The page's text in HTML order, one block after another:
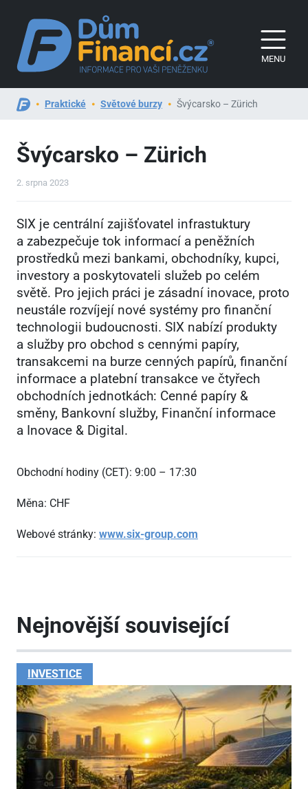
MENU
Praktické Světové burzy Švýcarsko – Zürich
Švýcarsko – Zürich
2. srpna 2023
SIX je centrální zajišťovatel infrastuktury
a zabezpečuje tok informací a peněžních
prostředků mezi bankami, obchodníky, kupci,
investory a poskytovateli služeb po celém
světě. Pro jejich práci je zásadní inovace, proto
neustále rozvíjejí nové systémy pro finanční
technologii budoucnosti. SIX nabízí produkty
a služby pro obchod s cennými papíry,
transakcemi na burze cenných papírů, finanční
informace a platební transakce ve čtyřech
obchodních jednotkách: Cenné papíry &
směny, Bankovní služby, Finanční informace
a Inovace & Digital.
Obchodní hodiny (CET): 9:00 – 17:30
Měna: CHF
Webové stránky: www.six-group.com
Nejnovější související
INVESTICE